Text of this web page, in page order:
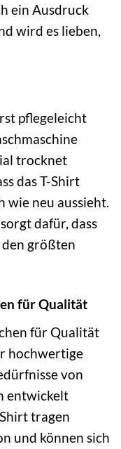
ein Ausdruck
wird es lieben,
pflegeleicht
trocknet
das T-Shirt
wie neu aussieht.
dafür, dass
den größten
für Qualität
für Qualität
hochwertige
von
entwickelt
tragen
und können sich